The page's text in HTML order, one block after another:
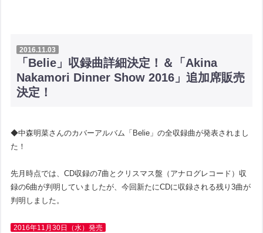
2016.11.03
「Belie」収録曲詳細決定！＆「Akina
Nakamori Dinner Show 2016」追加席販売
決定！
◆中森明菜さんのカバーアルバム「Belie」の全収録曲が発表されまし
た！
先月時点では、CD収録の7曲とクリスマス盤（アナログレコード）収
録の6曲が判明していましたが、今回新たにCDに収録される残り3曲が
判明しました。
2016年11月30日（水）発売